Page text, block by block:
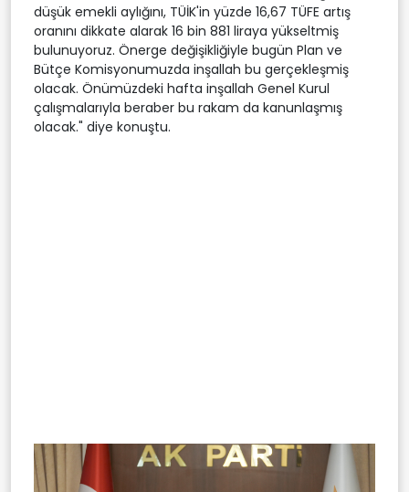
düşük emekli aylığını, TÜİK'in yüzde 16,67 TÜFE artış
oranını dikkate alarak 16 bin 881 liraya yükseltmiş
bulunuyoruz. Önerge değişikliğiyle bugün Plan ve
Bütçe Komisyonumuzda inşallah bu gerçekleşmiş
olacak. Önümüzdeki hafta inşallah Genel Kurul
çalışmalarıyla beraber bu rakam da kanunlaşmış
olacak." diye konuştu.